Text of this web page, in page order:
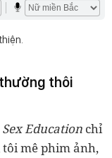
thôi
Sex Education chỉ
mê phim ảnh,